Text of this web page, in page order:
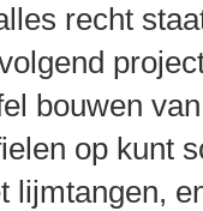
recht
bouwen
op kunt
lijmtangen,